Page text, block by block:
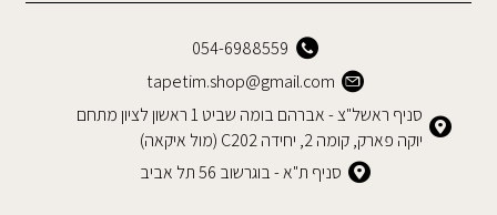
054-6988559
tapetim.shop@gmail.com
סניף ראשל"צ - אברהם בומה שביט 1 ראשון לציון מתחם
יוקה פארק, קומה 2, יחידה C202 (מול איקאה)
סניף ת"א - בוגרשוב 56 תל אביב